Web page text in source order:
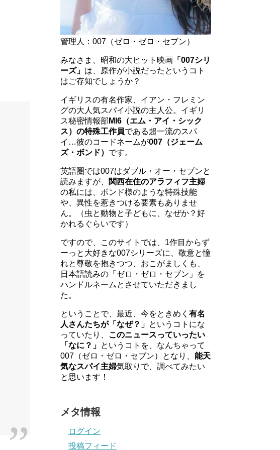
管理人：007（ゼロ・ゼロ・セブン）
みなさま、昭和の大ヒット映画 「007シリ
ーズ」 は、原作が小説だったというコト
はご存知でしょうか？
イギリスの有名作家、イアン・フレミン
グの大人気スパイ小説の主人公。イギリ
ス秘密情報部 MI6（エム・アイ・シック
ス）の特殊工作員である超一流のスパ
イ…彼のコードネームが007（ジェーム
ズ・ボンド） です。
英語圏では007はダブル・オー・セブンと
読みますが、
関西在住のアラフィフ主婦
の私には、ボンド様のような特殊技能
や、異性を惹きつける要素もありませ
ん。（虫と動物と子どもに、なぜか？好
かれるぐらいです）
ですので、このサイトでは、1作目からず
ーっと大好きな007シリーズに、敬意と憧
れと尊敬を抱きつつ、おこがましくも、
日本語読みの「ゼロ・ゼロ・セブン」を
ハンドルネームとさせていただきまし
た。
ということで、最近、今をときめく 有名
人さんたちが「なぜ？」 というコトにな
っていたり、 このニュースっていったい
「なに？」 というコトを、なんちゃって
007（ゼロ・ゼロ・セブン）となり、 能天
気なスパイ主婦気取りで、調べてみたい
と思います！
メタ情報
ログイン
投稿フィード